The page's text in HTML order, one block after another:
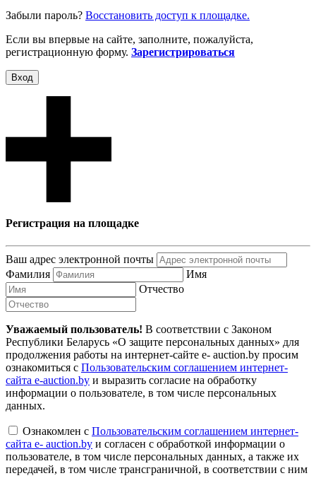
Забыли пароль? Восcтановить доступ к площадке.
Если вы впервые на сайте, заполните, пожалуйста,
регистрационную форму. Зарегистрироваться
Вход
Регистрация на площадке
Ваш адрес электронной почты
Фамилия
Имя
Отчество
Уважаемый пользователь! В соответствии с Законом
Республики Беларусь «О защите персональных данных» для
продолжения работы на интернет-сайте e- auction.by просим
ознакомиться с Пользовательским соглашением интернет-
сайта e-auction.by и выразить согласие на обработку
информации о пользователе, в том числе персональных
данных.
Ознакомлен с Пользовательским соглашением интернет-
сайта e- auction.by и согласен с обработкой информации о
пользователе, в том числе персональных данных, а также их
передачей, в том числе трансграничной, в соответствии с ним